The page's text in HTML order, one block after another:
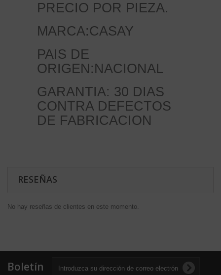
PRECIO POR PIEZA.
MARCA:CASAY
PAIS DE
ORIGEN:NACIONAL
GARANTIA: 30 DIAS
CONTRA DEFECTOS
DE FABRICACION
RESEÑAS
No hay reseñas de clientes en este momento.
Boletín